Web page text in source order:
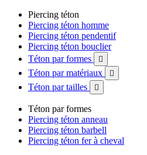
Piercing téton
Piercing téton homme
Piercing téton pendentif
Piercing téton bouclier
Téton par formes

Téton par matériaux 
Téton par tailles 
Téton par formes
Piercing téton anneau
Piercing téton barbell
Piercing téton fer à cheval